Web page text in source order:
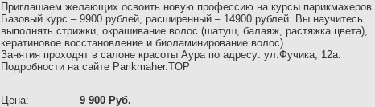
Приглашаем желающих освоить новую профессию на курсы парикмахеров.
Базовый курс – 9900 рублей, расширенный – 14900 рублей. Вы научитесь
выполнять стрижки, окрашивание волос (шатуш, балаяж, растяжка цвета),
кератиновое восстановление и биоламинирование волос).
Занятия проходят в салоне красоты Аура по адресу: ул.Фучика, 12а.
Подробности на сайте Parikmaher.TOP
Цена:
9 900 Руб.